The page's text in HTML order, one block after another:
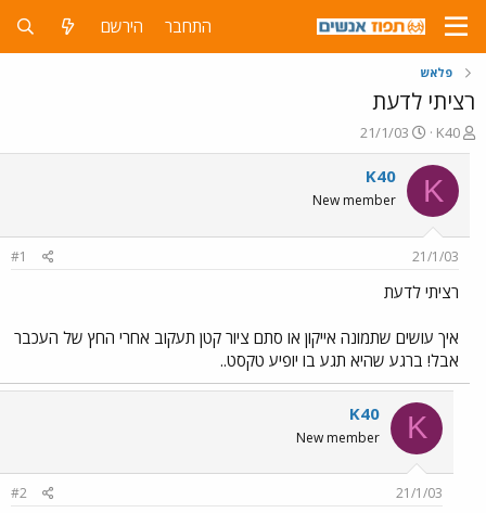
התחבר הירשם
פלאש
רציתי לדעת
פ
ו
ת
ח
ה
ש
א
K40
פ
ו
ס
ם
ר
21/1/03
K
K40
New member
21/1/03
#1
רציתי לדעת
איך עושים שתמונה אייקון או סתם ציור קטן תעקוב אחרי החץ של העכבר
אבל! ברגע שהיא תגע בו יופיע טקסט..
K
K40
New member
21/1/03
#2